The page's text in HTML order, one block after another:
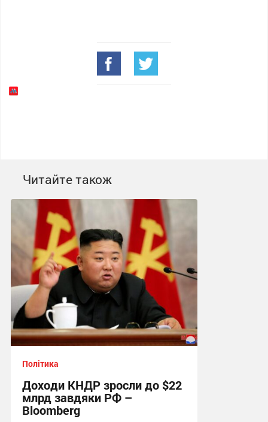
Читайте також
Політика
Доходи КНДР зросли до $22
млрд завдяки РФ –
Bloomberg